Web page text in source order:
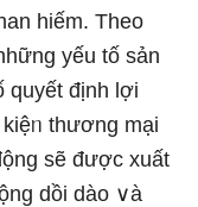
hiếm. Theo
yếu tố sản
quyết định lợi
thương mại
ѕẽ được xuất
dồi dào ∨à